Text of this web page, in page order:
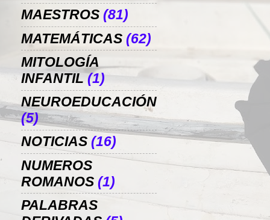
MAESTROS (81)
MATEMÁTICAS (62)
MITOLOGÍA
INFANTIL (1)
NEUROEDUCACIÓN
(5)
NOTICIAS (16)
NUMEROS
ROMANOS (1)
PALABRAS